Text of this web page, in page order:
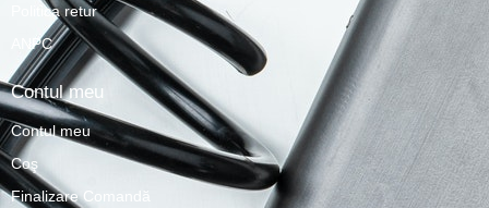
Politica retur
ANPC
Contul meu
Contul meu
Coş
Finalizare Comandă